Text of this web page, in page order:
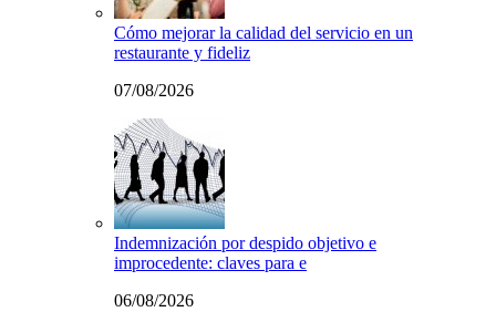
Cómo mejorar la calidad del servicio en un
restaurante y fideliz
07/08/2026
Indemnización por despido objetivo e
improcedente: claves para e
06/08/2026